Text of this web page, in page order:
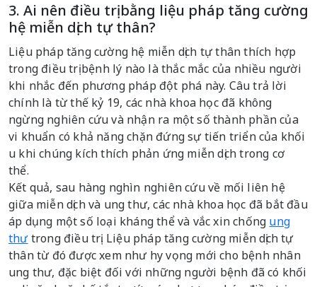
3. Ai nên điều trị bằng liệu pháp tăng cường
hệ miễn dịch tự thân?
Liệu pháp tăng cường hệ miễn dịch tự thân thích hợp
trong điều trị bệnh lý nào là thắc mắc của nhiều người
khi nhắc đến phương pháp đột phá này. Câu trả lời
chính là từ thế kỷ 19, các nhà khoa học đã không
ngừng nghiên cứu và nhận ra một số thành phần của
vi khuẩn có khả năng chặn đứng sự tiến triển của khối
u khi chúng kích thích phản ứng miễn dịch trong cơ
thể.
Kết quả, sau hàng nghìn nghiên cứu về mối liên hệ
giữa miễn dịch và ung thư, các nhà khoa học đã bắt đầu
áp dụng một số loại kháng thể và vắc xin chống ung
thưtrong điều trị. Liệu pháp tăng cường miễn dịch tự
thân từ đó được xem như hy vọng mới cho bệnh nhân
ung thư, đặc biệt đối với những người bệnh đã có khối